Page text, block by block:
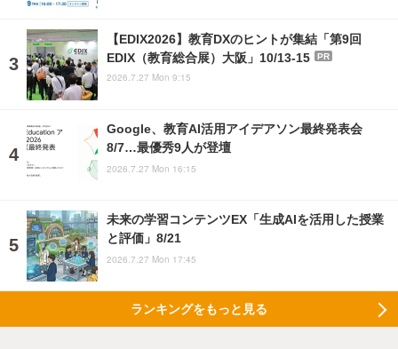
【EDIX2026】教育DXのヒントが集結「第9回
EDIX（教育総合展）大阪」10/13-15
PR
2026.7.27 Mon 9:15
Google、教育AI活用アイデアソン最終発表会
8/7…最優秀9人が登壇
2026.7.27 Mon 16:15
未来の学習コンテンツEX「生成AIを活用した授業
と評価」8/21
2026.7.27 Mon 17:45
ランキングをもっと見る